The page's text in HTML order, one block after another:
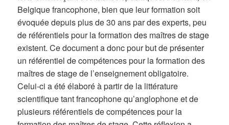
Belgique francophone, bien que leur formation soit
évoquée depuis plus de 30 ans par des experts, peu
de référentiels pour la formation des maîtres de stage
existent. Ce document a donc pour but de présenter
un référentiel de compétences pour la formation des
maîtres de stage de l’enseignement obligatoire.
Celui-ci a été élaboré à partir de la littérature
scientifique tant francophone qu’anglophone et de
plusieurs référentiels de compétences pour la